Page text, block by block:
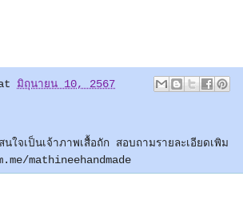
มิถุนายน 10, 2567
จเป็นเจ้าภาพเสื้อถัก สอบถามรายละเอียดเพิม
mathineehandmade